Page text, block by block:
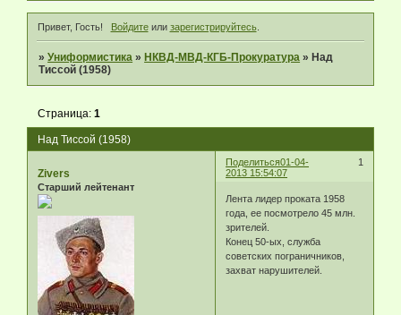
Привет, Гость! Войдитеили зарегистрируйтесь.
»Униформистика » НКВД-МВД-КГБ-Прокуратура » Над
Тиссой (1958)
Над Тиссой (1958)
Страница:1
Поделиться 1
01-04-
2013 15:54:07
Zivers
Старший лейтенант
Лента лидер проката 1958
года, ее посмотрело 45 млн.
зрителей.
Конец 50-ых, служба
советских пограничников,
захват нарушителей.